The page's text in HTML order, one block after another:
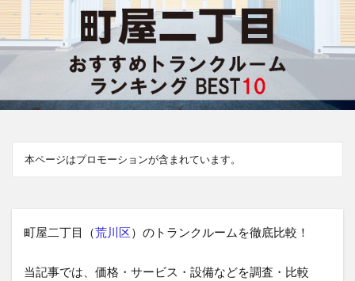
本ページはプロモーションが含まれています。
町屋二丁目（荒川区）のトランクルームを徹底比較！
当記事では、価格・サービス・設備などを調査・比較